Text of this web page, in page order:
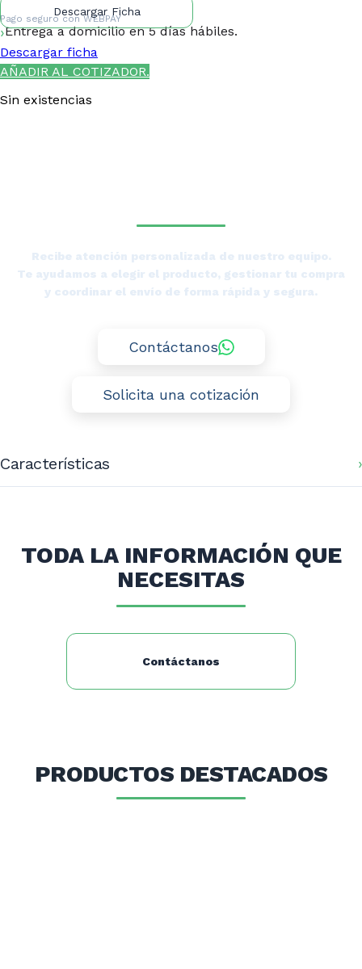
Descargar Ficha
Pago seguro conWEBPAY
Entrega a domicilio en 5 días hábiles.
Descargar ficha
AÑADIR AL COTIZADOR.
Sin existencias
Recibe atención personalizada de nuestro equipo.
Te ayudamos a elegir el producto, gestionar tu compra
y coordinar el envío de forma rápida y segura.
Contáctanos
Solicita una cotización
Características
Motor: 2 HP
Potencia: 1,5 kw
TODA LA INFORMACIÓN QUE
NECESITAS
Contáctanos
PRODUCTOS DESTACADOS